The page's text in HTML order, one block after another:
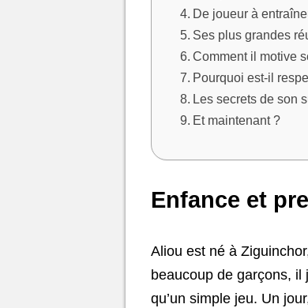
De joueur à
Ses plus grandes
Comment il motive
Pourquoi est-il
Les secrets de son
Et maintenant ?
Enfance et
Aliou est né à
beaucoup de garçons, il
qu’un simple jeu. Un